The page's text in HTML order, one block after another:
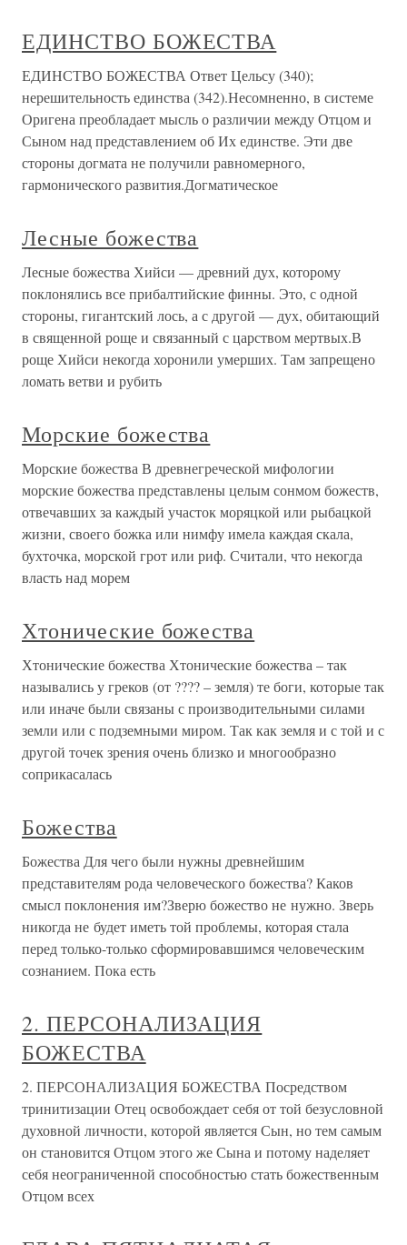
ЕДИНСТВО БОЖЕСТВА
ЕДИНСТВО БОЖЕСТВА Ответ Цельсу (340);
нерешительность единства (342).Несомненно, в системе
Оригена преобладает мысль о различии между Отцом и
Сыном над представлением об Их единстве. Эти две
стороны догмата не получили равномерного,
гармонического развития.Догматическое
Лесные божества
Лесные божества Хийси — древний дух, которому
поклонялись все прибалтийские финны. Это, с одной
стороны, гигантский лось, а с другой — дух, обитающий
в священной роще и связанный с царством мертвых.В
роще Хийси некогда хоронили умерших. Там запрещено
ломать ветви и рубить
Морские божества
Морские божества В древнегреческой мифологии
морские божества представлены целым сонмом божеств,
отвечавших за каждый участок моряцкой или рыбацкой
жизни, своего божка или нимфу имела каждая скала,
бухточка, морской грот или риф. Считали, что некогда
власть над морем
Хтонические божества
Хтонические божества Хтонические божества – так
назывались у греков (от ???? – земля) те боги, которые так
или иначе были связаны с производительными силами
земли или с подземными миром. Так как земля и с той и с
другой точек зрения очень близко и многообразно
соприкасалась
Божества
Божества Для чего были нужны древнейшим
представителям рода человеческого божества? Каков
смысл поклонения им?Зверю божество не нужно. Зверь
никогда не будет иметь той проблемы, которая стала
перед только-только сформировавшимся человеческим
сознанием. Пока есть
2. ПЕРСОНАЛИЗАЦИЯ
БОЖЕСТВА
2. ПЕРСОНАЛИЗАЦИЯ БОЖЕСТВА Посредством
тринитизации Отец освобождает себя от той безусловной
духовной личности, которой является Сын, но тем самым
он становится Отцом этого же Сына и потому наделяет
себя неограниченной способностью стать божественным
Отцом всех